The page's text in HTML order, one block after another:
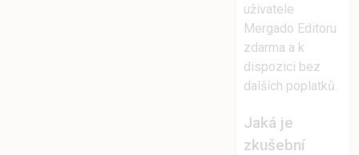
uživatele
Mergado Editoru
zdarma a k
dispozici bez
dalších poplatků.
Jaká je
zkušební